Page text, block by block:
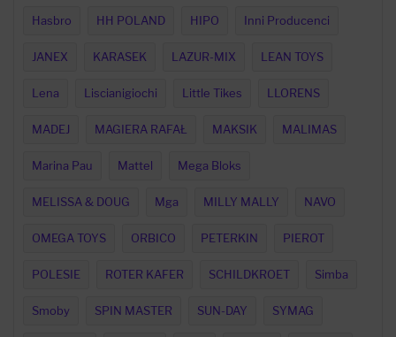
Hasbro HH POLAND HIPO Inni Producenci
JANEX KARASEK LAZUR-MIX LEAN TOYS
Lena Liscianigiochi Little Tikes LLORENS
MADEJ MAGIERA RAFAŁ MAKSIK MALIMAS
Marina Pau Mattel Mega Bloks
MELISSA & DOUG Mga MILLY MALLY NAVO
OMEGA TOYS ORBICO PETERKIN PIEROT
POLESIE ROTER KAFER SCHILDKROET Simba
Smoby SPIN MASTER SUN-DAY SYMAG